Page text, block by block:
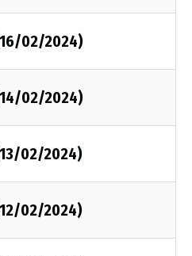
02/2024)
02/2024)
02/2024)
02/2024)